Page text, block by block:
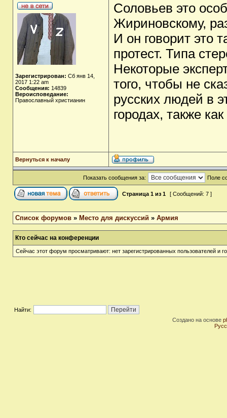
Зарегистрирован: Сб янв 14,
2017 1:22 am
Сообщения: 14839
Вероисповедание:
Православный христианин
Соловьев это
Жириновскому,
И он говорит это
протест. Типа
Некоторые
того, чтобы не
русских людей в
городах, также
Вернуться к началу
Показать сообщения за: Поле
Страница 1 из 1 [ Сообщений: 7 ]
Список форумов » Место для дискуссий » Армия
Кто сейчас на конференции
Сейчас этот форум просматривают: нет зарегистрированных пользователей и
Найти:
Создано на основе